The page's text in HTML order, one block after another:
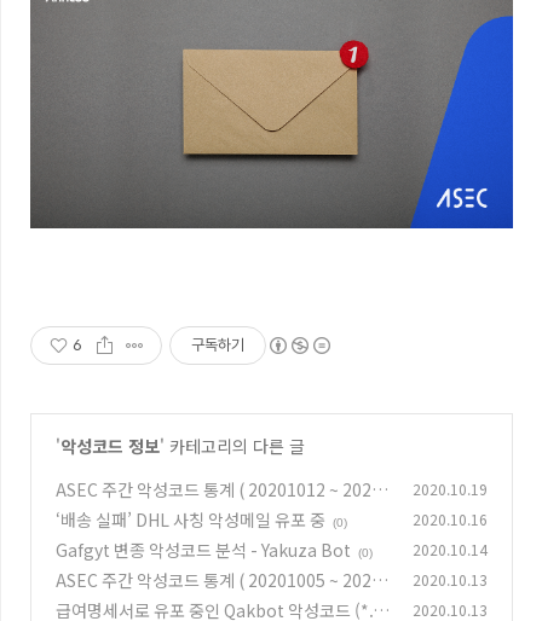
6 구독하기
'악성코드 정보' 카테고리의 다른 글
ASEC 주간 악성코드 통계 ( 20201012 ~ 20201
018 )
(0)
2020.10.19
‘배송 실패’ DHL 사칭 악성메일 유포 중 (0) 2020.10.16
Gafgyt 변종 악성코드 분석 - Yakuza Bot (0) 2020.10.14
ASEC 주간 악성코드 통계 ( 20201005 ~ 20201
011 )
(0)
2020.10.13
급여명세서로 유포 중인 Qakbot 악성코드 (*.xl
2020.10.13